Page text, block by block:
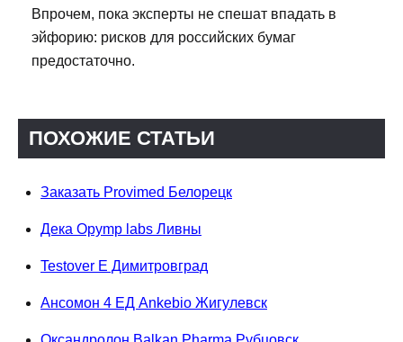
Впрочем, пока эксперты не спешат впадать в
эйфорию: рисков для российских бумаг
предостаточно.
ПОХОЖИЕ СТАТЬИ
Заказать Provimed Белорецк
Дека Opymp labs Ливны
Testover E Димитровград
Ансомон 4 ЕД Ankebio Жигулевск